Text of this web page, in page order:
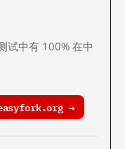
中有 100% 在中
→